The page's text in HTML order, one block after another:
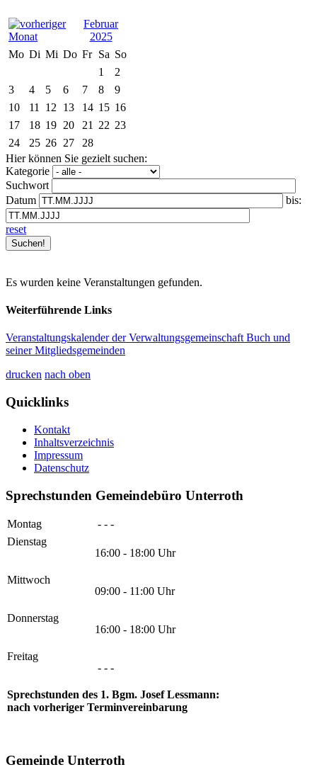
Februar
2025
Mo Di Mi Do Fr Sa So
1
2
3
4 5 6 7 8
9
10
11 12 13 14 15 16
17
18 19 20 21 22 23
24
25 26 27
28
Hier können Sie gezielt suchen:
Kategorie
Suchwort
Datum
bis:
reset
Es wurden keine Veranstaltungen gefunden.
Weiterführende Links
Veranstaltungskalender der Verwaltungsgemeinschaft Buch und
seiner Mitgliedsgemeinden
drucken nach oben
Quicklinks
Kontakt
Inhaltsverzeichnis
Impressum
Datenschutz
Sprechstunden Gemeindebüro Unterroth
Montag
- - -
Dienstag
16:00 - 18:00 Uhr
Mittwoch
09:00 - 11:00 Uhr
Donnerstag
16:00 - 18:00 Uhr
Freitag
- - -
Sprechstunden des 1. Bgm. Josef Lessmann:
nach vorheriger Terminvereinbarung
Gemeinde Unterroth